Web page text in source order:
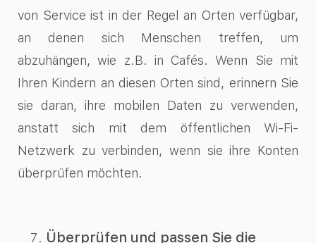
von Service ist in der Regel an Orten verfügbar,
an denen sich Menschen treffen, um
abzuhängen, wie z.B. in Cafés. Wenn Sie mit
Ihren Kindern an diesen Orten sind, erinnern Sie
sie daran, ihre mobilen Daten zu verwenden,
anstatt sich mit dem öffentlichen Wi-Fi-
Netzwerk zu verbinden, wenn sie ihre Konten
überprüfen möchten.
Überprüfen und passen Sie die